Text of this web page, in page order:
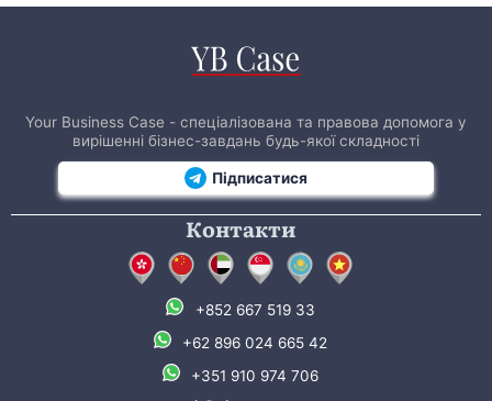
Your Business Case - спеціалізована та правова допомога у
вирішенні бізнес-завдань будь-якої складності
Підписатися
Контакти
+852 667 519 33
+62 896 024 665 42
+351 910 974 706